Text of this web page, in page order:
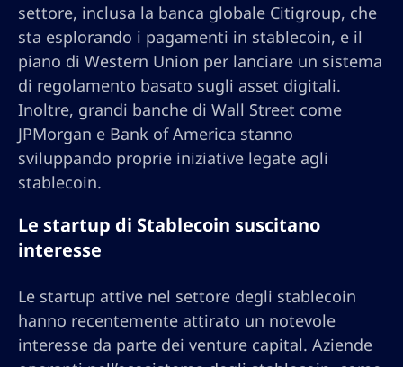
settore, inclusa la banca globale Citigroup, che
sta esplorando i pagamenti in stablecoin, e il
piano di Western Union per lanciare un sistema
di regolamento basato sugli asset digitali.
Inoltre, grandi banche di Wall Street come
JPMorgan e Bank of America stanno
sviluppando proprie iniziative legate agli
stablecoin.
Le startup di Stablecoin suscitano
interesse
Le startup attive nel settore degli stablecoin
hanno recentemente attirato un notevole
interesse da parte dei venture capital. Aziende